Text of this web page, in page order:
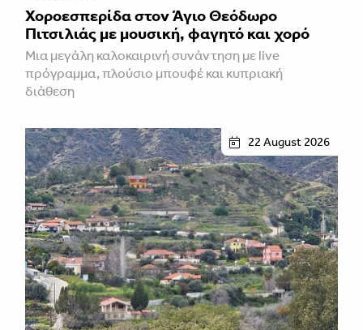
Χοροεσπερίδα στον Άγιο Θεόδωρο
Πιτσιλιάς με μουσική, φαγητό και χορό
Μια μεγάλη καλοκαιρινή συνάντηση με live
πρόγραμμα, πλούσιο μπουφέ και κυπριακή
διάθεση
22 August 2026